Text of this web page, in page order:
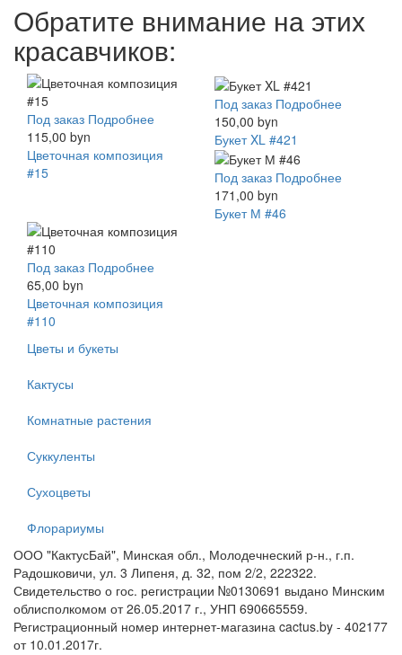
Обратите внимание на этих
красавчиков:
Под заказ Подробнее
115,00 byn
Цветочная композиция
#15
Под заказ Подробнее
150,00 byn
Букет XL #421
Под заказ Подробнее
171,00 byn
Букет М #46
Под заказ Подробнее
65,00 byn
Цветочная композиция
#110
Цветы и букеты
Кактусы
Комнатные растения
Суккуленты
Сухоцветы
Флорариумы
ООО "КактусБай", Минская обл., Молодечнеский р-н., г.п.
Радошковичи, ул. 3 Липеня, д. 32, пом 2/2, 222322.
Свидетельство о гос. регистрации №0130691 выдано Минским
облисполкомом от 26.05.2017 г., УНП 690665559.
Регистрационный номер интернет-магазина cactus.by - 402177
от 10.01.2017г.